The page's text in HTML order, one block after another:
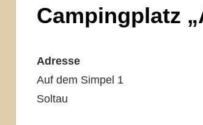
Campingplatz
Adresse
Auf dem Simpel 1
Soltau